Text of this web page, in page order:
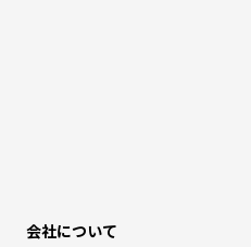
会社について